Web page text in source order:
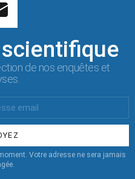
scientifique
de nos enquêtes et
Votre adresse ne sera jamais